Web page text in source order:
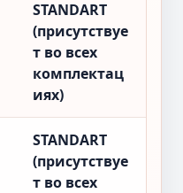
STANDART
(присутствуе
т во всех
комплектац
иях)
STANDART
(присутствуе
т во всех